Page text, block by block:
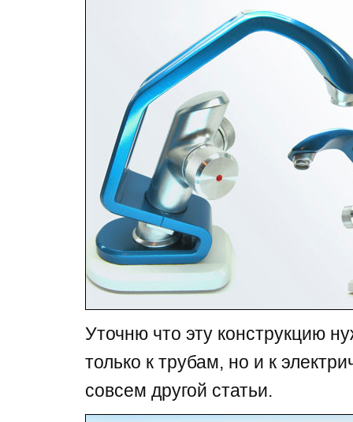
Уточню что эту конструкцию
только к трубам, но и к
совсем другой статьи.